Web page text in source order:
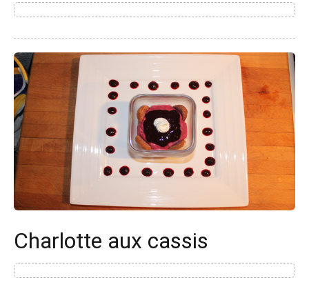
Charlotte aux cassis